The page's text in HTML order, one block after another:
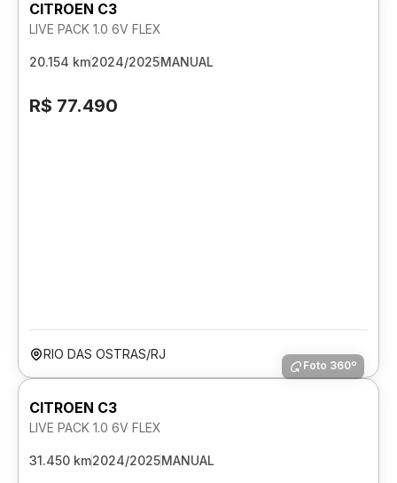
CITROEN C3
LIVE PACK 1.0 6V FLEX
20.154 km2024/2025MANUAL
R$ 77.490
RIO DAS OSTRAS/RJ
Foto 360º
CITROEN C3
LIVE PACK 1.0 6V FLEX
31.450 km2024/2025MANUAL